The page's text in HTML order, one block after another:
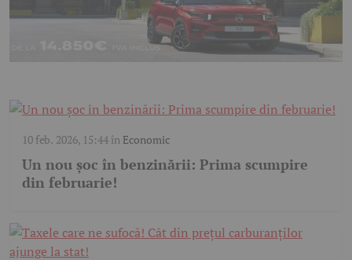
10 feb. 2026, 15:44în Economic
Un nou șoc în benzinării: Prima scumpire
din februarie!